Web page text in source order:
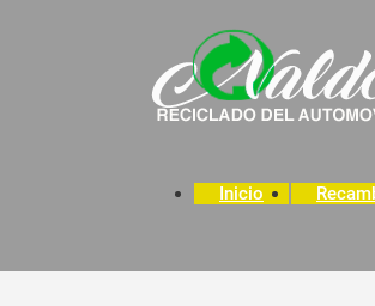
Inicio